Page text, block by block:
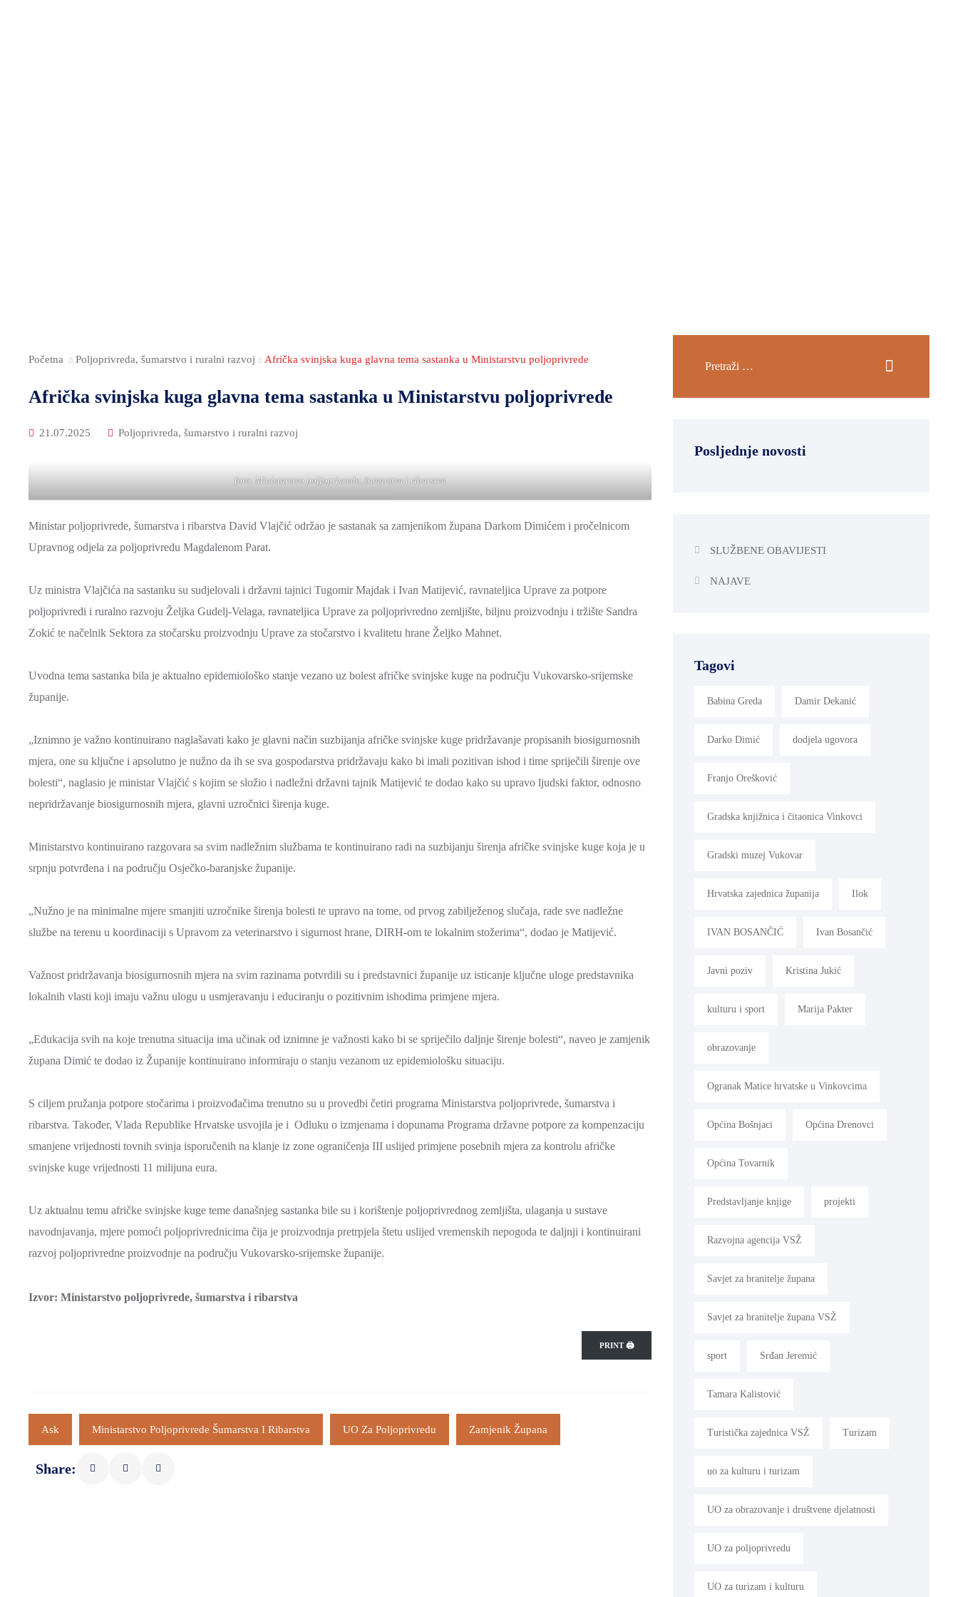
Početna Poljoprivreda, šumarstvo i ruralni razvoj Afrička svinjska kuga glavna tema sastanka u Ministarstvu poljoprivrede
Afrička svinjska kuga glavna tema sastanka u Ministarstvu poljoprivrede
21.07.2025 Poljoprivreda, šumarstvo i ruralni razvoj
foto: Ministarstvo poljoprivrede, šumarstva i ribarstva
Ministar poljoprivrede, šumarstva i ribarstva David Vlajčić održao je sastanak sa zamjenikom župana Darkom Dimićem i pročelnicom
Upravnog odjela za poljoprivredu Magdalenom Parat.
Uz ministra Vlajčića na sastanku su sudjelovali i državni tajnici Tugomir Majdak i Ivan Matijević, ravnateljica Uprave za potpore
poljoprivredi i ruralno razvoju Željka Gudelj-Velaga, ravnateljica Uprave za poljoprivredno zemljište, biljnu proizvodnju i tržište Sandra
Zokić te načelnik Sektora za stočarsku proizvodnju Uprave za stočarstvo i kvalitetu hrane Željko Mahnet.
Uvodna tema sastanka bila je aktualno epidemiološko stanje vezano uz bolest afričke svinjske kuge na području Vukovarsko-srijemske
županije.
„Iznimno je važno kontinuirano naglašavati kako je glavni način suzbijanja afričke svinjske kuge pridržavanje propisanih biosigurnosnih
mjera, one su ključne i apsolutno je nužno da ih se sva gospodarstva pridržavaju kako bi imali pozitivan ishod i time spriječili širenje ove
bolesti“, naglasio je ministar Vlajčić s kojim se složio i nadležni državni tajnik Matijević te dodao kako su upravo ljudski faktor, odnosno
nepridržavanje biosigurnosnih mjera, glavni uzročnici širenja kuge.
Ministarstvo kontinuirano razgovara sa svim nadležnim službama te kontinuirano radi na suzbijanju širenja afričke svinjske kuge koja je u
srpnju potvrđena i na području Osječko-baranjske županije.
„Nužno je na minimalne mjere smanjiti uzročnike širenja bolesti te upravo na tome, od prvog zabilježenog slučaja, rade sve nadležne
službe na terenu u koordinaciji s Upravom za veterinarstvo i sigurnost hrane, DIRH-om te lokalnim stožerima“, dodao je Matijević.
Važnost pridržavanja biosigurnosnih mjera na svim razinama potvrdili su i predstavnici županije uz isticanje ključne uloge predstavnika
lokalnih vlasti koji imaju važnu ulogu u usmjeravanju i educiranju o pozitivnim ishodima primjene mjera.
„Edukacija svih na koje trenutna situacija ima učinak od iznimne je važnosti kako bi se spriječilo daljnje širenje bolesti“, naveo je zamjenik
župana Dimić te dodao iz Županije kontinuirano informiraju o stanju vezanom uz epidemiološku situaciju.
S ciljem pružanja potpore stočarima i proizvođačima trenutno su u provedbi četiri programa Ministarstva poljoprivrede, šumarstva i
ribarstva. Također, Vlada Republike Hrvatske usvojila je i Odluku o izmjenama i dopunama Programa državne potpore za kompenzaciju
smanjene vrijednosti tovnih svinja isporučenih na klanje iz zone ograničenja III uslijed primjene posebnih mjera za kontrolu afričke
svinjske kuge vrijednosti 11 milijuna eura.
Uz aktualnu temu afričke svinjske kuge teme današnjeg sastanka bile su i korištenje poljoprivrednog zemljišta, ulaganja u sustave
navodnjavanja, mjere pomoći poljoprivrednicima čija je proizvodnja pretrpjela štetu uslijed vremenskih nepogoda te daljnji i kontinuirani
razvoj poljoprivredne proizvodnje na području Vukovarsko-srijemske županije.
Izvor: Ministarstvo poljoprivrede, šumarstva i ribarstva
PRINT 🖨
Ask Ministarstvo Poljoprivrede Šumarstva I Ribarstva UO Za Poljoprivredu Zamjenik Župana
Share:
Posljednje novosti
SLUŽBENE OBAVIJESTI
NAJAVE
Tagovi
Babina Greda Damir Dekanić
Darko Dimić dodjela ugovora
Franjo Orešković
Gradska knjižnica i čitaonica Vinkovci
Gradski muzej Vukovar
Hrvatska zajednica županija Ilok
IVAN BOSANČIĆ Ivan Bosančić
Javni poziv Kristina Jukić
kulturu i sport Marija Pakter
obrazovanje
Ogranak Matice hrvatske u Vinkovcima
Općina Bošnjaci Općina Drenovci
Općina Tovarnik
Predstavljanje knjige projekti
Razvojna agencija VSŽ
Savjet za branitelje župana
Savjet za branitelje župana VSŽ
sport Srđan Jeremić
Tamara Kalistović
Turistička zajednica VSŽ Turizam
uo za kulturu i turizam
UO za obrazovanje i društvene djelatnosti
UO za poljoprivredu
UO za turizam i kulturu